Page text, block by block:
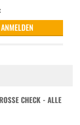
CHECK - ALLE D